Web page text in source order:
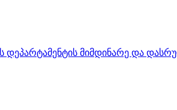
მიმდინარე და